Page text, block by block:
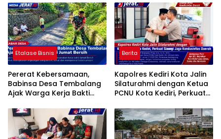
Etalase Bisnis
Pererat Kebersamaan,
Babinsa Desa Tembalang
Ajak Warga Kerja Bakti
Berita
Kapolres Kediri Kota Jalin
Silaturahmi dengan Ketua
PCNU Kota Kediri, Perkuat
Daerah